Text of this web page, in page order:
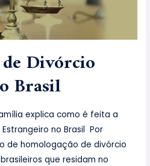
Divórcio
Brasil
explica como é feita a
no Brasil Por
de homologação de divórcio
que residam no